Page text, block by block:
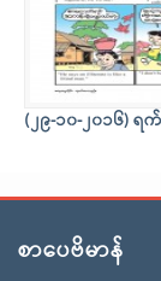
(၂၉-၁၀-၂၀၁၆)
စာပေဗိမာန်